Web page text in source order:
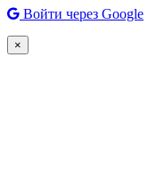
Войти через Google
×